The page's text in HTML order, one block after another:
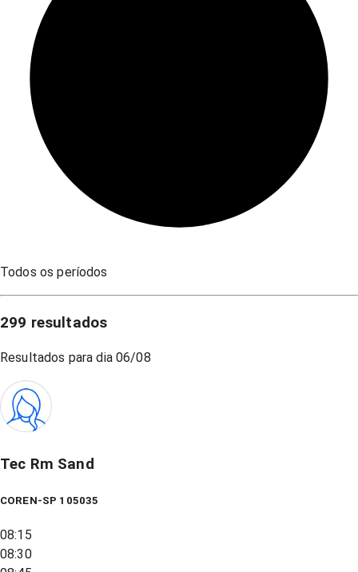
Todos os períodos
299 resultados
Resultados para dia 06/08
Tec Rm Sand
COREN-SP 105035
08:15
08:30